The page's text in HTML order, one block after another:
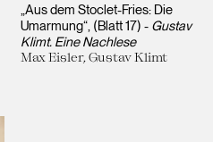
„Aus dem Stoclet-Fries: Die
Umarmung“, (Blatt 17) - Gustav
Klimt. Eine Nachlese
Max Eisler, Gustav Klimt